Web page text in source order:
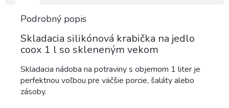
Podrobný popis
Skladacia silikónová krabička na jedlo
coox 1 l so skleneným vekom
Skladacia nádoba na potraviny s objemom 1 liter je
perfektnou voľbou pre väčšie porcie, šaláty alebo
zásoby.